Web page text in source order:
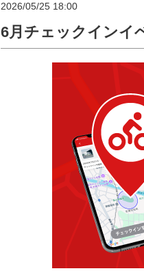
2026/05/25 18:00
6月チェックインイ